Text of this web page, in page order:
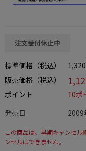
この商品をシェアする
注文受付休止中
標準価格（税込）
販売価格（税込）
ポイント
10ポ
発売日
2009
この商品は、早期キャンセル
ンセルはできません。